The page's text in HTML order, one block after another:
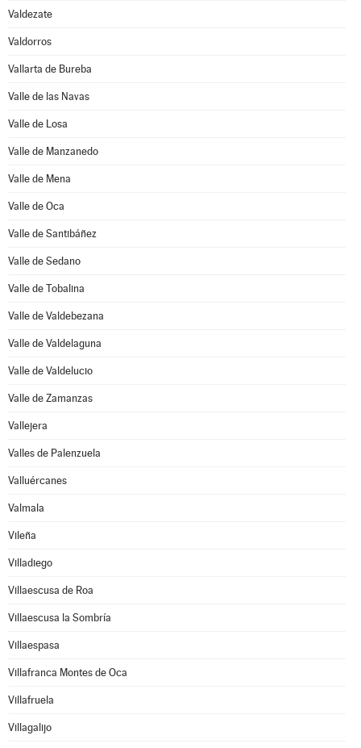
Valdezate
Valdorros
Vallarta de Bureba
Valle de las Navas
Valle de Losa
Valle de Manzanedo
Valle de Mena
Valle de Oca
Valle de Santibáñez
Valle de Sedano
Valle de Tobalina
Valle de Valdebezana
Valle de Valdelaguna
Valle de Valdelucio
Valle de Zamanzas
Vallejera
Valles de Palenzuela
Valluércanes
Valmala
Vileña
Villadiego
Villaescusa de Roa
Villaescusa la Sombría
Villaespasa
Villafranca Montes de Oca
Villafruela
Villagalijo